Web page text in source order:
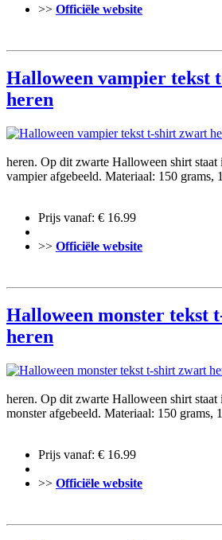
>> Officiële website
Halloween vampier tekst
heren
heren. Op dit zwarte Halloween shirt staat
vampier afgebeeld. Materiaal: 150 grams,
Prijs vanaf: € 16.99
>> Officiële website
Halloween monster tekst
heren
heren. Op dit zwarte Halloween shirt staat
monster afgebeeld. Materiaal: 150 grams,
Prijs vanaf: € 16.99
>> Officiële website